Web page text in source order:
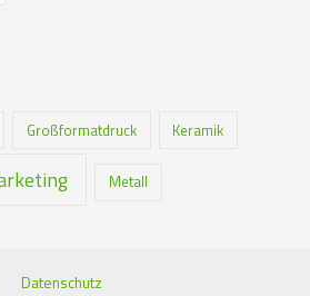
Großformatdruck Keramik
Metall
Datenschutz